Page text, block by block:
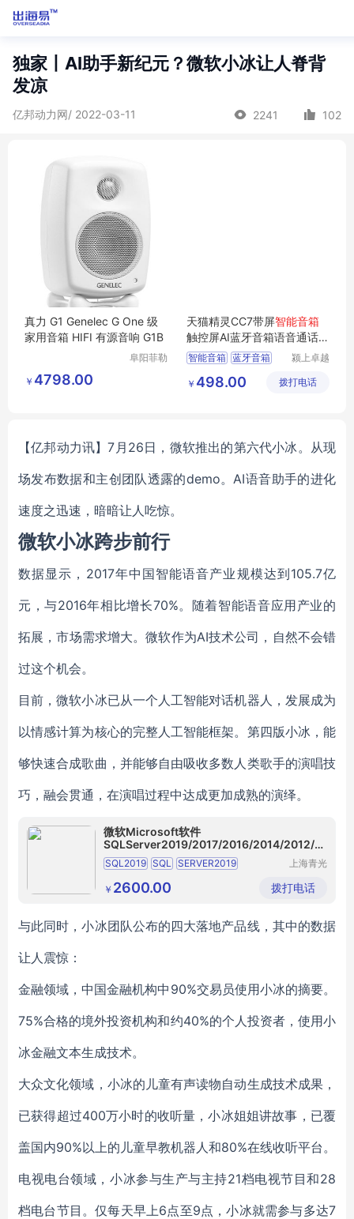
独家丨AI助手新纪元？微软小冰让人脊背
发凉
亿邦动力网/ 2022-03-11 2241 102
真力 G1 Genelec G One 级
家用音箱 HIFI 有源音响 G1B
阜阳菲勒
￥ 4798.00
天猫精灵CC7带屏智能音箱
触控屏AI蓝牙音箱语音通话机
器人
智能音箱 蓝牙音箱
智能音箱语音通话
颍上卓越
有限公司
￥ 498.00 拨打电话
【亿邦动力讯】7月26日，微软推出的第六代小冰。从现
场发布数据和主创团队透露的demo。AI语音助手的进化
速度之迅速，暗暗让人吃惊。
微软小冰跨步前行
数据显示，2017年中国智能语音产业规模达到105.7亿
元，与2016年相比增长70%。随着智能语音应用产业的
拓展，市场需求增大。微软作为AI技术公司，自然不会错
过这个机会。
目前，微软小冰已从一个人工智能对话机器人，发展成为
以情感计算为核心的完整人工智能框架。第四版小冰，能
够快速合成歌曲，并能够自由吸收多数人类歌手的演唱技
巧，融会贯通，在演唱过程中达成更加成熟的演绎。
微软Microsoft软件
SQLServer2019/2017/2016/2014/2012/2
008
SQL2019 SQL SERVER2019
SQL2019标准版
sql server2019标准版
上海青光
有限公司
￥ 2600.00 拨打电话
与此同时，小冰团队公布的四大落地产品线，其中的数据
让人震惊：
金融领域，中国金融机构中90%交易员使用小冰的摘要。
75%合格的境外投资机构和约40%的个人投资者，使用小
冰金融文本生成技术。
大众文化领域，小冰的儿童有声读物自动生成技术成果，
已获得超过400万小时的收听量，小冰姐姐讲故事，已覆
盖国内90%以上的儿童早教机器人和80%在线收听平台。
电视电台领域，小冰参与生产与主持21档电视节目和28
档电台节目。仅每天早上6点至9点，小冰就需参与多达7